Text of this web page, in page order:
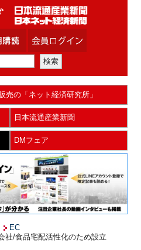
売の「ネット経済研究所」
日本流通産業新聞
DMフェア
EC
社/食品宅配活性化のため設立